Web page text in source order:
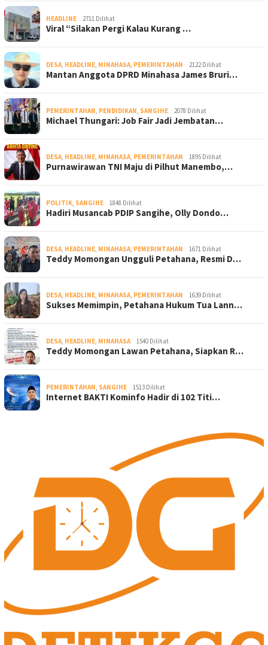
HEADLINE 2711 Dilihat
Viral “Silakan Pergi Kalau Kurang …
DESA, HEADLINE, MINAHASA, PEMERINTAHAN 2122 Dilihat
Mantan Anggota DPRD Minahasa James Bruri…
PEMERINTAHAN, PENDIDIKAN, SANGIHE 2078 Dilihat
Michael Thungari: Job Fair Jadi Jembatan…
DESA, HEADLINE, MINAHASA, PEMERINTAHAN 1895 Dilihat
Purnawirawan TNI Maju di Pilhut Manembo,…
POLITIK, SANGIHE 1848 Dilihat
Hadiri Musancab PDIP Sangihe, Olly Dondo…
DESA, HEADLINE, MINAHASA, PEMERINTAHAN 1671 Dilihat
Teddy Momongan Ungguli Petahana, Resmi D…
DESA, HEADLINE, MINAHASA, PEMERINTAHAN 1639 Dilihat
Sukses Memimpin, Petahana Hukum Tua Lann…
DESA, HEADLINE, MINAHASA 1540 Dilihat
Teddy Momongan Lawan Petahana, Siapkan R…
PEMERINTAHAN, SANGIHE 1513 Dilihat
Internet BAKTI Kominfo Hadir di 102 Titi…